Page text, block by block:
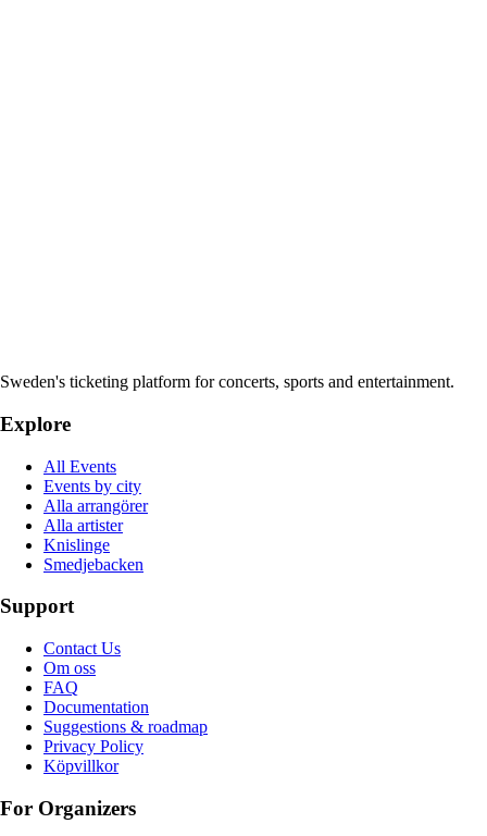
Sweden's ticketing platform for concerts, sports and entertainment.
Explore
All Events
Events by city
Alla arrangörer
Alla artister
Knislinge
Smedjebacken
Support
Contact Us
Om oss
FAQ
Documentation
Suggestions & roadmap
Privacy Policy
Köpvillkor
For Organizers